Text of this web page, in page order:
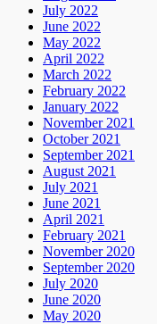
July 2022
June 2022
May 2022
April 2022
March 2022
February 2022
January 2022
November 2021
October 2021
September 2021
August 2021
July 2021
June 2021
April 2021
February 2021
November 2020
September 2020
July 2020
June 2020
May 2020